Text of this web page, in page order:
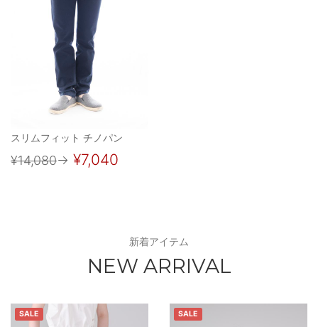
スリムフィット チノパン
¥14,080→ ¥7,040
新着アイテム
NEW ARRIVAL
SALE SALE